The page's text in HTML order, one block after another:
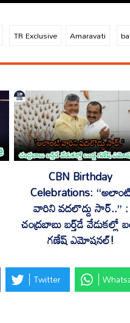
TR Exclusive Amaravati
CBN Birthday
Celebrations:
వారిని వదలొద్దు సార్..” :
చంద్రబాబు బర్త్‌డే వేడుకల్లో
గణేష్ ఎమోషనల్!
Twitter